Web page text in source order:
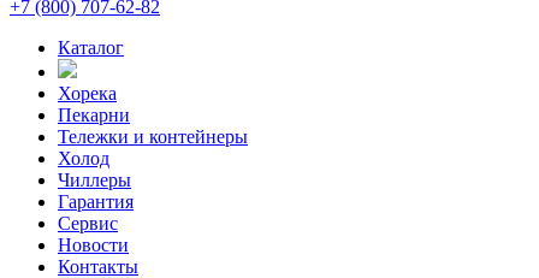
+7 (800) 707-62-82
Каталог
Хорека
Пекарни
Тележки и контейнеры
Холод
Чиллеры
Гарантия
Сервис
Новости
Контакты